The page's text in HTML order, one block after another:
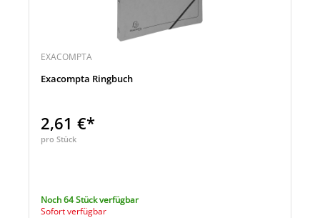
EXACOMPTA
Exacompta Ringbuch
2,61 €*
pro Stück
Noch 64 Stück verfügbar
Sofort verfügbar